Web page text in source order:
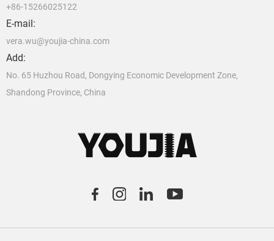
+86-15266025122
E-mail:
vera.wu@youjia-china.com
Add:
No. 65 Huzhou Road, Dongying Economic Development Zone,
Shandong Province, China